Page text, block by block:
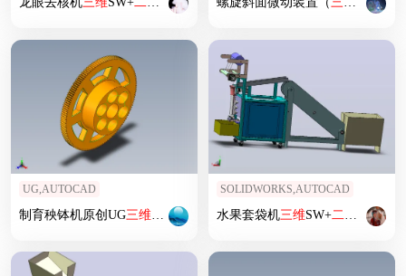
UG,AUTOCAD
制育秧钵机原创UG三维+ 二维资源
SOLIDWORKS,AUTOCAD
水果套袋机三维SW+二维 CAD